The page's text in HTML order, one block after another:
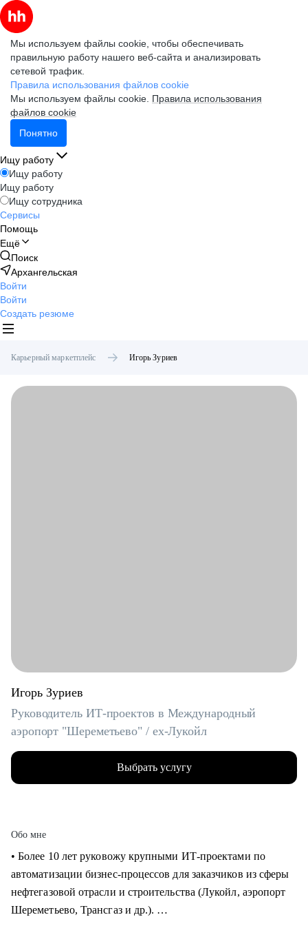
Мы используем файлы cookie, чтобы обеспечивать
правильную работу нашего веб-сайта и анализировать
сетевой трафик.
Правила использования файлов cookie
Мы используем файлы cookie. Правила использования
файлов cookie
Понятно
Ищу работу
Ищу работу
Ищу работу
Ищу сотрудника
Сервисы
Помощь
Ещё
Поиск
Архангельская
Войти
Войти
Создать резюме
Карьерный маркетплейс Игорь Зуриев
Игорь Зуриев
Руководитель ИТ-проектов в Международный
аэропорт "Шереметьево" / ex-Лукойл
Выбрать услугу
Обо мне
• Более 10 лет руковожу крупными ИТ-проектами по
автоматизации бизнес-процессов для заказчиков из сферы
нефтегазовой отрасли и строительства (Лукойл, аэропорт
Шереметьево, Трансгаз и др.).